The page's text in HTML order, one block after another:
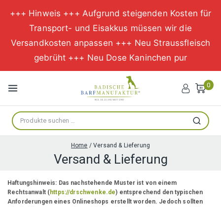
+++ Hinweis +++ Aufgrund steigenden Kosten für
Transport- und Eisakkus müssen wir die
Versandkosten anpassen +++ Neu Straussfleisch
gebrüht +++ Neu Dose Kaninchen pur
Inhalt
springen
0
Suche
nach:
Suchen
Home / Versand & Lieferung
Versand & Lieferung
Haftungshinweis: Das nachstehende Muster ist von einem
Rechtsanwalt ( https://drschwenke.de) entsprechend den typischen
Anforderungen eines Onlineshops erstellt worden. Jedoch sollten